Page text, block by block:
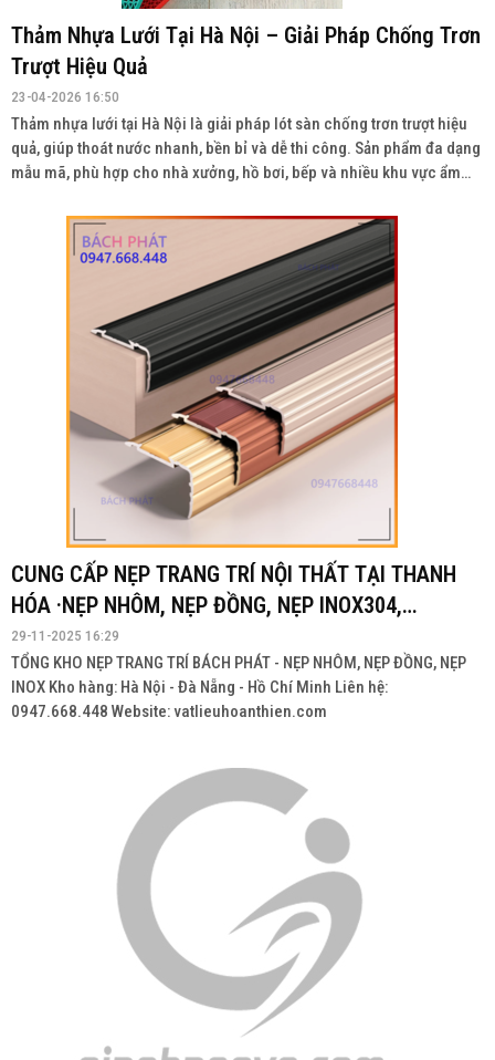
Thảm Nhựa Lưới Tại Hà Nội – Giải Pháp Chống Trơn
Trượt Hiệu Quả
23-04-2026 16:50
Thảm nhựa lưới tại Hà Nội là giải pháp lót sàn chống trơn trượt hiệu
quả, giúp thoát nước nhanh, bền bỉ và dễ thi công. Sản phẩm đa dạng
mẫu mã, phù hợp cho nhà xưởng, hồ bơi, bếp và nhiều khu vực ẩm
CUNG CẤP NẸP TRANG TRÍ NỘI THẤT TẠI THANH
HÓA ·NẸP NHÔM, NẸP ĐỒNG, NẸP INOX304,
INOX201
29-11-2025 16:29
TỔNG KHO NẸP TRANG TRÍ BÁCH PHÁT - NẸP NHÔM, NẸP ĐỒNG, NẸP
INOX Kho hàng: Hà Nội - Đà Nẵng - Hồ Chí Minh Liên hệ:
0947.668.448 Website: vatlieuhoanthien.com